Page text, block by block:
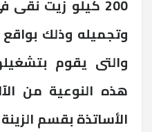
200 كيلو زيت
والتى يقوم
هذه النوعية من
الأساتذة بقسم